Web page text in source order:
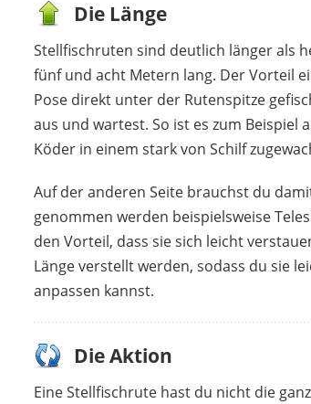
Die Länge
Stellfischruten sind deutlich länger als
fünf und acht Metern lang. Der Vorteil
Pose direkt unter der Rutenspitze
aus und wartest. So ist es zum
Köder in einem stark von Schilf
Auf der anderen Seite brauchst du
genommen werden beispielsweise
den Vorteil, dass sie sich leicht
Länge verstellt werden, sodass du sie
anpassen kannst.
Die Aktion
Eine Stellfischrute hast du nicht die